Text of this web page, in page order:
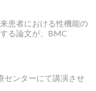
患者における性機能の
る論文が、BMC
センターにて講演させ